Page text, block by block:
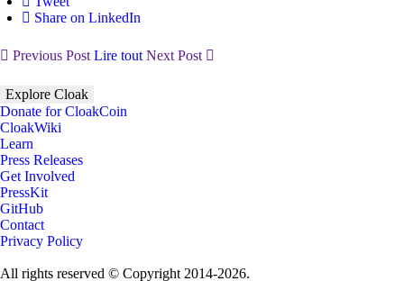
Share on LinkedIn
Previous Post Lire tout Next Post
Explore Cloak
Donate for CloakCoin
CloakWiki
Learn
Press Releases
Get Involved
PressKit
GitHub
Contact
Privacy Policy
All rights reserved © Copyright 2014-2026.